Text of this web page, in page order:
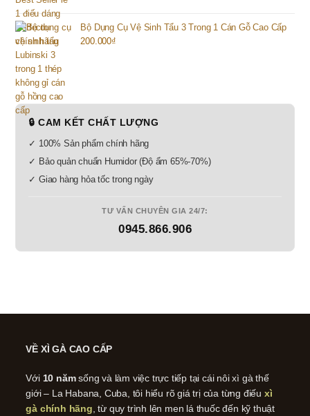
Bộ Dụng Cụ Vệ Sinh Tẩu 3 Trong 1 Cán Gỗ Cao Cấp
200.000₫
🔒 CAM KẾT CHẤT LƯỢNG
✓ 100% Sản phẩm chính hãng
✓ Bảo quản chuẩn Humidor (Độ ẩm 65%-70%)
✓ Giao hàng hỏa tốc trong ngày
TƯ VẤN CHUYÊN GIA 24/7:
0945.866.906
VỀ XÌ GÀ CAO CẤP
Với 10 nămsống và làm việc trực tiếp tại cái nôi xì gà thế
giới – La Habana, Cuba, tôi hiểu rõ giá trị của từng điếu xì
gà chính hãng, từ quy trình lên men lá thuốc đến kỹ thuật